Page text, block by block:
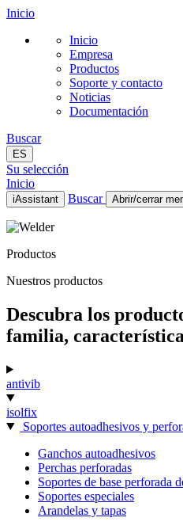
Inicio
Inicio
Empresa
Productos
Soporte y contacto
Noticias
Documentación
Buscar
ES
Su selección
Inicio
iAssistant Buscar Abrir/cerrar
Inicio
Productos
Noticias
ES
Productos
Nuestros productos
Descubra los
familia,
antivib
isolfix
Soportes autoadhesivos y
Ganchos autoadhesivos
Perchas perforadas
Soportes de base perforada
Soportes especiales
Arandelas y tapas